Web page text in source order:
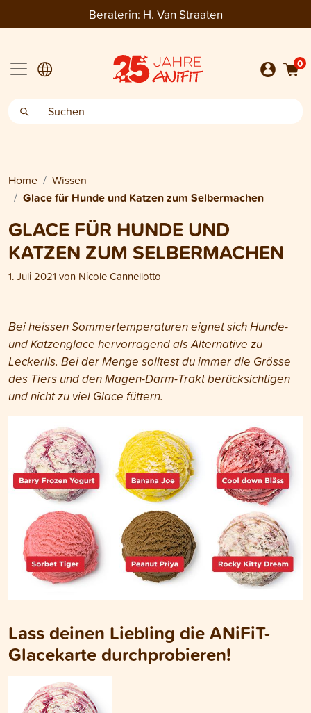
Beraterin: H. Van Straaten
0
Home Wissen
Glace für Hunde und Katzen zum Selbermachen
GLACE FÜR HUNDE UND
KATZEN ZUM SELBERMACHEN
1. Juli 2021 von Nicole Cannellotto
Bei heissen Sommertemperaturen eignet sich Hunde-
und Katzenglace hervorragend als Alternative zu
Leckerlis. Bei der Menge solltest du immer die Grösse
des Tiers und den Magen-Darm-Trakt berücksichtigen
und nicht zu viel Glace füttern.
Lass deinen Liebling die ANiFiT-
Glacekarte durchprobieren!